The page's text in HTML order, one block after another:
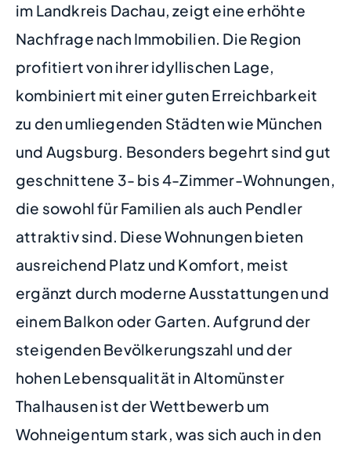
im Landkreis Dachau, zeigt eine erhöhte
Nachfrage nach Immobilien. Die Region
profitiert von ihrer idyllischen Lage,
kombiniert mit einer guten Erreichbarkeit
zu den umliegenden Städten wie München
und Augsburg. Besonders begehrt sind gut
geschnittene 3- bis 4-Zimmer-Wohnungen,
die sowohl für Familien als auch Pendler
attraktiv sind. Diese Wohnungen bieten
ausreichend Platz und Komfort, meist
ergänzt durch moderne Ausstattungen und
einem Balkon oder Garten. Aufgrund der
steigenden Bevölkerungszahl und der
hohen Lebensqualität in Altomünster
Thalhausen ist der Wettbewerb um
Wohneigentum stark, was sich auch in den